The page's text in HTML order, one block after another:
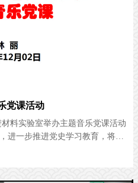
党课活动
料实验室举办主题音乐党课活动
进一步推进党史学习教育，将美